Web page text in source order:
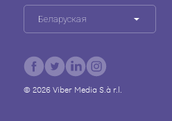
Беларуская
© 2026Viber Media S.à r.l.